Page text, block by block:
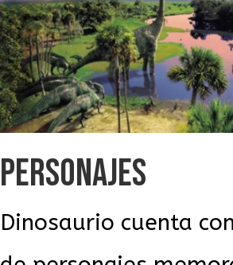
PERSONAJES
Dinosaurio cuenta